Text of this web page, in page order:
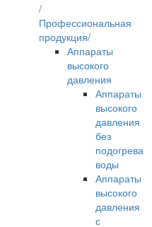
/
Профессиональная
продукция/
Аппараты
высокого
давления
Аппараты
высокого
давления
без
подогрева
воды
Аппараты
высокого
давления
с